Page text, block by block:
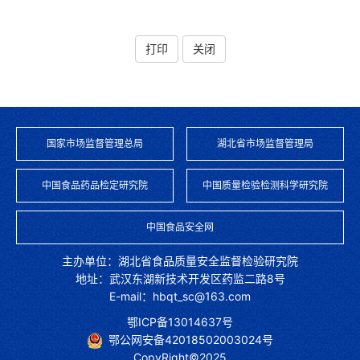
打印 关闭
国家市场监督管理总局 湖北省市场监督管理局
中国食品药品检定研究院 中国质量检验检测科学研究院
中国食品安全网
主办单位：湖北省食品质量安全监督检验研究院
地址：武汉东湖新技术开发区药监二路8号
E-mail：hbqt_sc@163.com
鄂ICP备13014637号
鄂公网安备42018502003024号